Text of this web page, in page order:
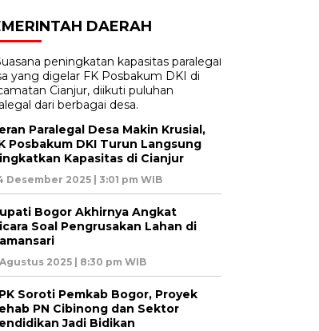
DAERAH
Paralegal Desa Makin Krusial,
Posbakum DKI Turun Langsung
Kapasitas di Cianjur
Desember 2025 | 3:01 pm WIB
Bogor Akhirnya Angkat
Soal Pengrusakan Lahan di
2025 | 8:30 pm WIB
Soroti Pemkab Bogor, Proyek
PN Cibinong dan Sektor
Jadi Bidikan